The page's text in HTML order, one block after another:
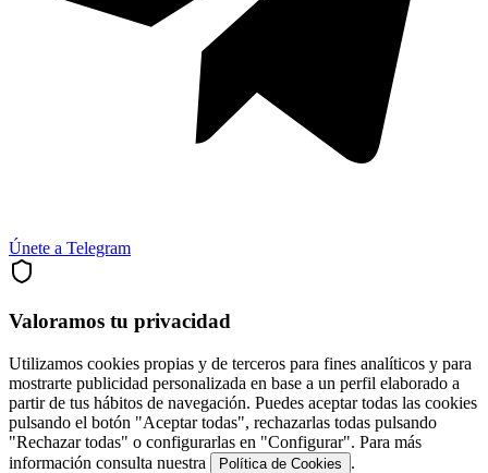
Únete a Telegram
Valoramos tu privacidad
Utilizamos cookies propias y de terceros para fines analíticos y para
mostrarte publicidad personalizada en base a un perfil elaborado a
partir de tus hábitos de navegación. Puedes aceptar todas las cookies
pulsando el botón "Aceptar todas", rechazarlas todas pulsando
"Rechazar todas" o configurarlas en "Configurar". Para más
información consulta nuestra
Política de Cookies .